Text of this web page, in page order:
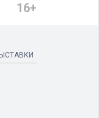
16+